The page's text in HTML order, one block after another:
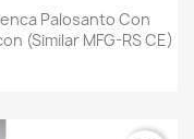
Palosanto Con
(similar MFG-RS CE)